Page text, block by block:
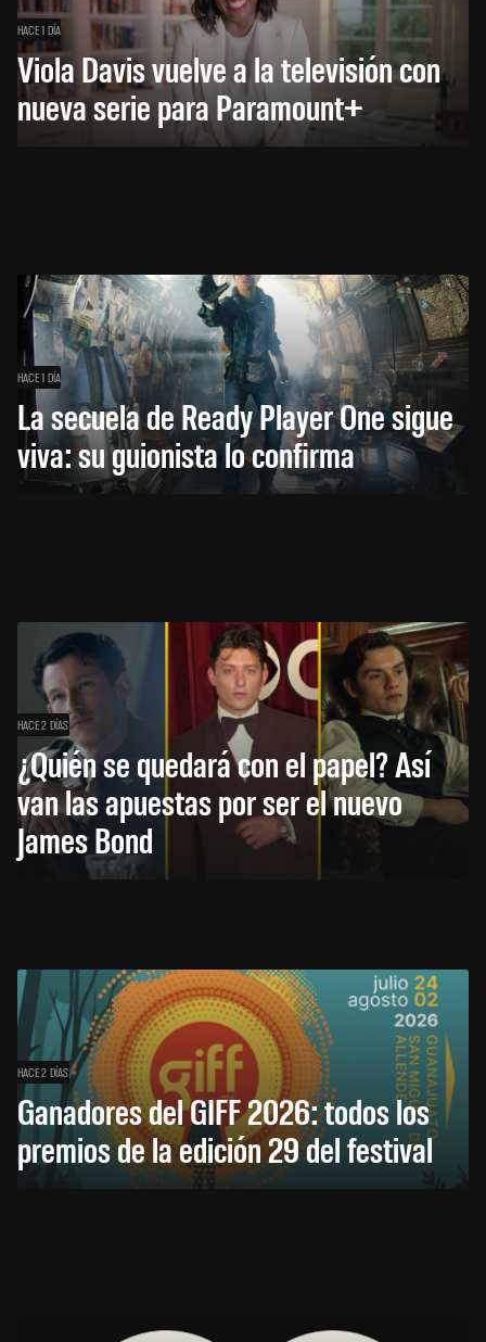
HACE 1 DÍA
Viola Davis vuelve a la televisión con
nueva serie para Paramount+
HACE 1 DÍA
La secuela de Ready Player One sigue
viva: su guionista lo confirma
HACE 2 DÍAS
¿Quién se quedará con el papel? Así
van las apuestas por ser el nuevo
James Bond
HACE 2 DÍAS
Ganadores del GIFF 2026: todos los
premios de la edición 29 del festival